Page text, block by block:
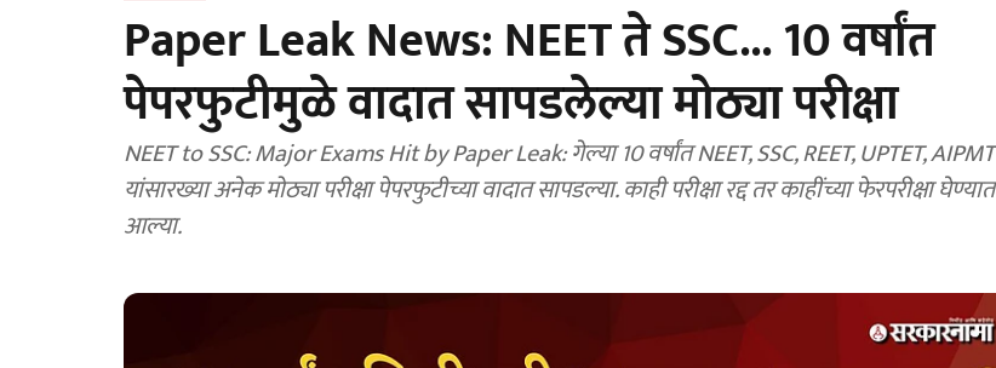
Paper Leak News: NEET ते SSC... 10 वर्षांत
पेपरफुटीमुळे वादात सापडलेल्या मोठ्या परीक्षा
NEET to SSC: Major Exams Hit by Paper Leak: गेल्या 10 वर्षांत NEET, SSC, REET, UPTET, AIPMT
यांसारख्या अनेक मोठ्या परीक्षा पेपरफुटीच्या वादात सापडल्या. काही परीक्षा रद्द तर काहींच्या फेरपरीक्षा घेण्यात
आल्या.